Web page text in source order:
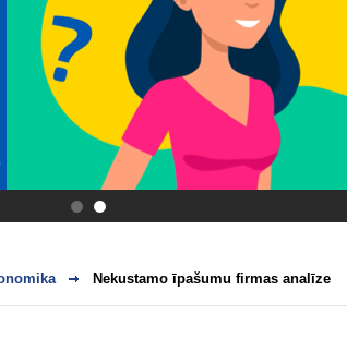
.
Nekustamo īpašumu firmas analīze